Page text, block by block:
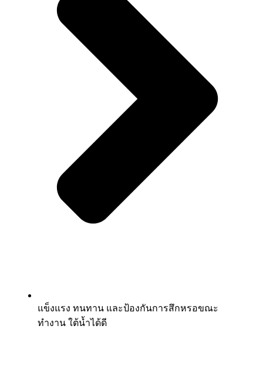
แข็งแรง ทนทาน และป้องกันการสึกหรอขณะ
ทำงาน ใต้น้ำได้ดี